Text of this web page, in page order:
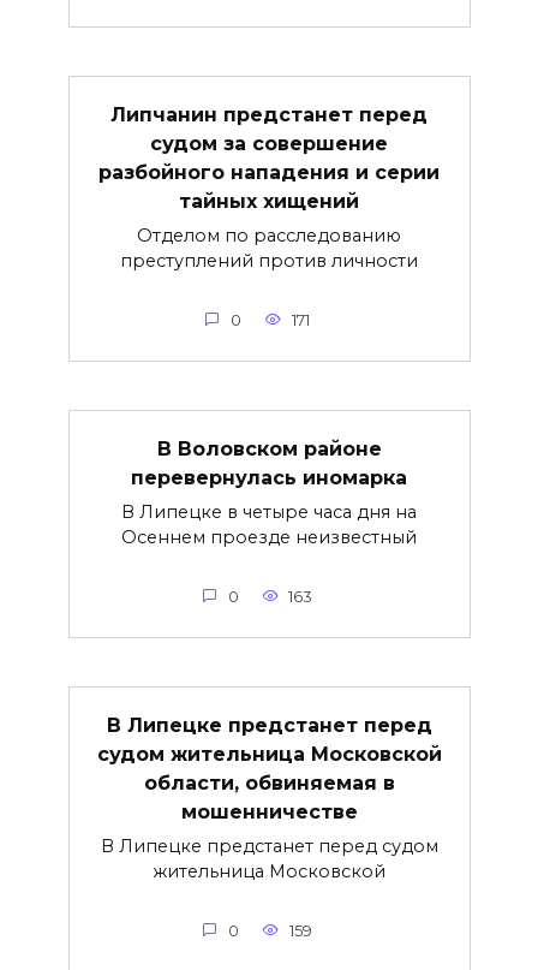
Липчанин предстанет перед
судом за совершение
разбойного нападения и серии
тайных хищений
Отделом по расследованию
преступлений против личности
0 171
В Воловском районе
перевернулась иномарка
В Липецке в четыре часа дня на
Осеннем проезде неизвестный
0 163
В Липецке предстанет перед
судом жительница Московской
области, обвиняемая в
мошенничестве
В Липецке предстанет перед судом
жительница Московской
0 159